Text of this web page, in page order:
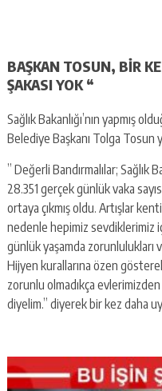
BAŞKAN TOSUN, BİR
ŞAKASI YOK “
Sağlık Bakanlığı’nın yapmış
Belediye Başkanı Tolga Tosun
” Değerli Bandırmalılar; Sağlık
28.351 gerçek günlük vaka
ortaya çıkmış oldu. Artışlar
nedenle hepimiz sevdiklerimiz
günlük yaşamda
Hijyen kurallarına özen
zorunlu olmadıkça evlerimizden
diyelim.” diyerek bir kez daha